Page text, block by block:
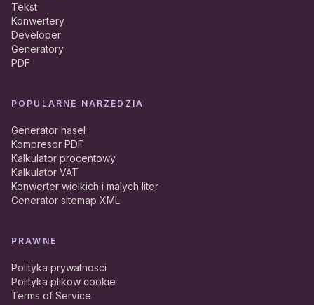
Tekst
Konwertery
Developer
Generatory
PDF
POPULARNE NARZEDZIA
Generator hasel
Kompresor PDF
Kalkulator procentowy
Kalkulator VAT
Konwerter wielkich i malych liter
Generator sitemap XML
PRAWNE
Polityka prywatnosci
Polityka plikow cookie
Terms of Service